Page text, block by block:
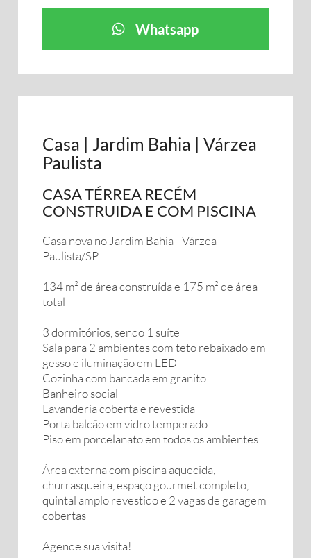
Whatsapp
Casa | Jardim Bahia | Várzea
Paulista
CASA TÉRREA RECÉM
CONSTRUIDA E COM PISCINA
Casa nova no Jardim Bahia– Várzea
Paulista/SP
134 m² de área construída e 175 m² de área
total
3 dormitórios, sendo 1 suíte
Sala para 2 ambientes com teto rebaixado em
gesso e iluminação em LED
Cozinha com bancada em granito
Banheiro social
Lavanderia coberta e revestida
Porta balcão em vidro temperado
Piso em porcelanato em todos os ambientes
Área externa com piscina aquecida,
churrasqueira, espaço gourmet completo,
quintal amplo revestido e 2 vagas de garagem
cobertas
Agende sua visita!